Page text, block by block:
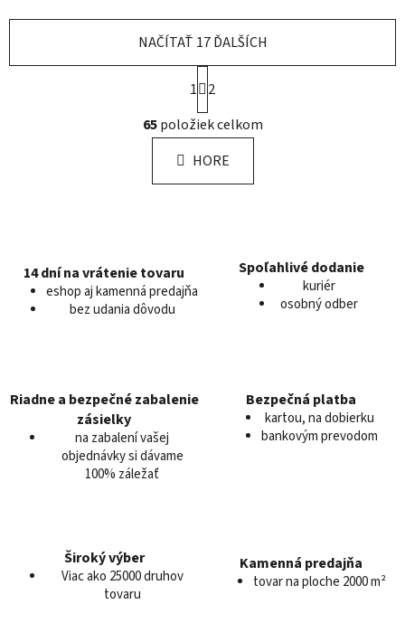
O
v
l
á
d
NAČÍTAŤ 17 ĎALŠÍCH
S
t
r
á
n
k
1
2
65položiek celkom
HORE
14 dní na vrátenie tovaru
eshop aj kamenná predajňa
bez udania dôvodu
Spoľahlivé dodanie
kuriér
osobný odber
Riadne a bezpečné zabalenie
zásielky
na zabalení vašej
objednávky si dávame
100% záležať
Bezpečná platba
kartou, na dobierku
bankovým prevodom
Široký výber
Viac ako 25000 druhov
tovaru
Kamenná predajňa
tovar na ploche 2000 m²